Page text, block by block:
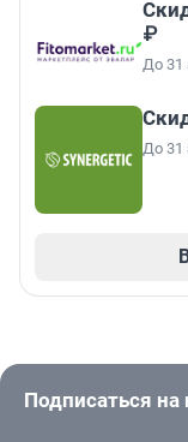
₽
До 31
До 31
Подписаться на